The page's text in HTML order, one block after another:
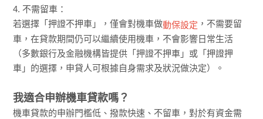
4. 不需留車：
若選擇「押證不押車」，僅會對機車做動保設定 ，不需要留
車，在貸款期間仍可以繼續使用機車，不會影響日常生活
（多數銀行及金融機構皆提供「押證不押車」或「押證押
車」的選擇，申貸人可根據自身需求及狀況做決定）。
我適合申辦機車貸款嗎？
機車貸款的申辦門檻低、撥款快速、不留車，對於有資金需